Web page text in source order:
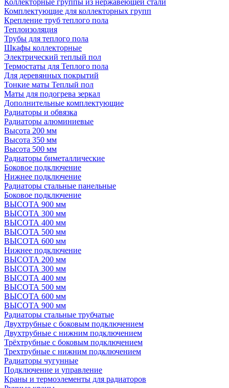
Комплектующие для коллекторных групп
Крепление труб теплого пола
Теплоизоляция
Трубы для теплого пола
Шкафы коллекторные
Электрический теплый пол
Термостаты для Теплого пола
Для деревянных покрытий
Тонкие маты Теплый пол
Маты для подогрева зеркал
Дополнительные комплектующие
Радиаторы и обвязка
Радиаторы алюминиевые
Высота 200 мм
Высота 350 мм
Высота 500 мм
Радиаторы биметаллические
Боковое подключение
Нижнее подключение
Радиаторы стальные панельные
Боковое подключение
ВЫСОТА 900 мм
ВЫСОТА 300 мм
ВЫСОТА 400 мм
ВЫСОТА 500 мм
ВЫСОТА 600 мм
Нижнее подключение
ВЫСОТА 200 мм
ВЫСОТА 300 мм
ВЫСОТА 400 мм
ВЫСОТА 500 мм
ВЫСОТА 600 мм
ВЫСОТА 900 мм
Радиаторы стальные трубчатые
Двухтрубные с боковым подключением
Двухтрубные с нижним подключением
Трёхтрубные с боковым подключением
Трехтрубные с нижним подключением
Радиаторы чугунные
Подключение и управление
Краны и термоэлементы для радиаторов